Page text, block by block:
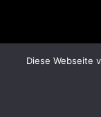
Diese Webseite